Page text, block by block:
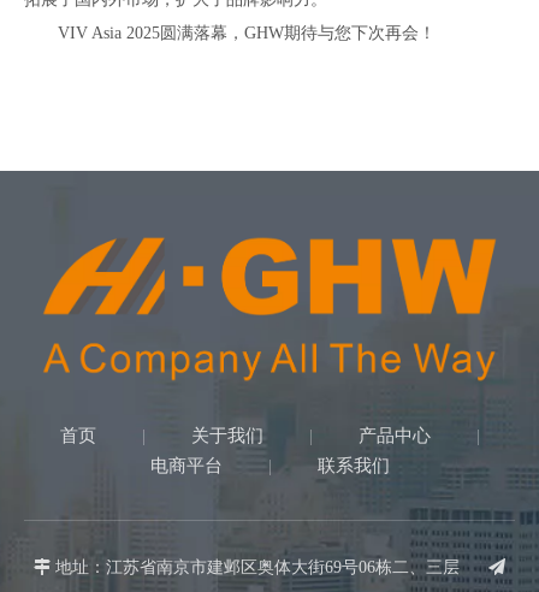
VIV Asia 2025圆满落幕，GHW期待与您下次再会！
首页 关于我们 产品中心
电商平台 联系我们
 地址：江苏省南京市建邺区奥体大街69号06栋二、三层